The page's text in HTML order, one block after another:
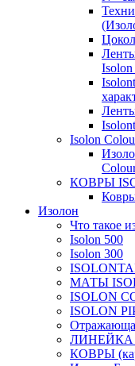
Isolon
Isolon
КОВРЫ
Изолон
Что такое
Isolon 500
Isolon 300
МАТЫ
ISOLON
ISOLON
ЛИНЕЙКА
КОВРЫ